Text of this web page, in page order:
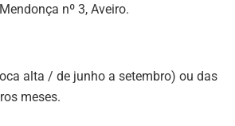
nº 3, Aveiro.
alta / de junho a setembro) ou das
meses.